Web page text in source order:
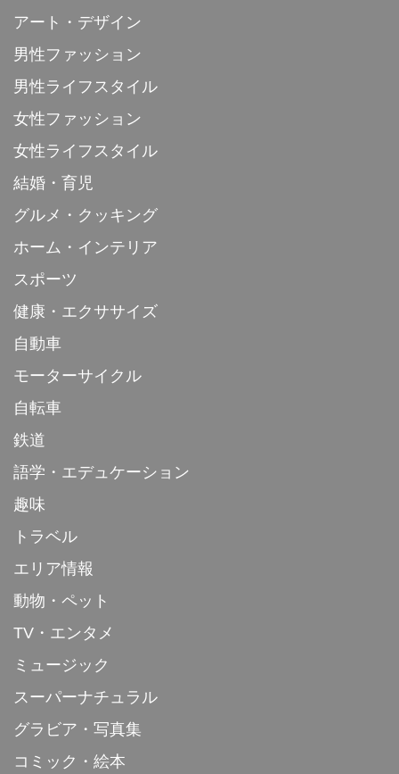
アート・デザイン
男性ファッション
男性ライフスタイル
女性ファッション
女性ライフスタイル
結婚・育児
グルメ・クッキング
ホーム・インテリア
スポーツ
健康・エクササイズ
自動車
モーターサイクル
自転車
鉄道
語学・エデュケーション
趣味
トラベル
エリア情報
動物・ペット
TV・エンタメ
ミュージック
スーパーナチュラル
グラビア・写真集
コミック・絵本